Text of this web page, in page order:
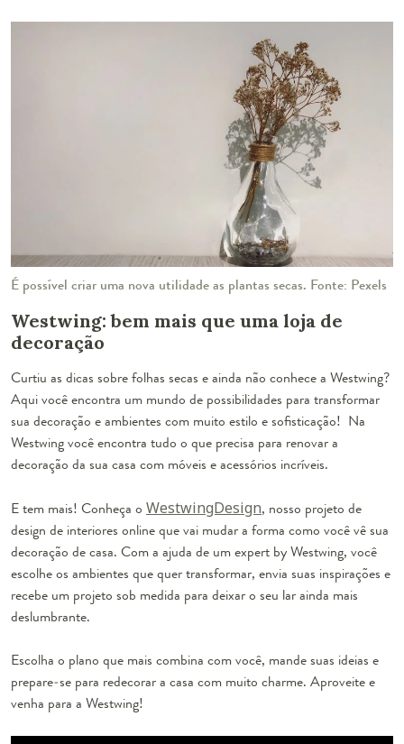
É possível criar uma nova utilidade as plantas secas. Fonte: Pexels
Westwing: bem mais que uma loja de
decoração
Curtiu as dicas sobre folhas secas e ainda não conhece a Westwing?
Aqui você encontra um mundo de possibilidades para transformar
sua decoração e ambientes com muito estilo e sofisticação! Na
Westwing você encontra tudo o que precisa para renovar a
decoração da sua casa com móveis e acessórios incríveis.
E tem mais! Conheça o WestwingDesign, nosso projeto de
design de interiores online que vai mudar a forma como você vê sua
decoração de casa. Com a ajuda de um expert by Westwing, você
escolhe os ambientes que quer transformar, envia suas inspirações e
recebe um projeto sob medida para deixar o seu lar ainda mais
deslumbrante.
Escolha o plano que mais combina com você, mande suas ideias e
prepare-se para redecorar a casa com muito charme. Aproveite e
venha para a Westwing!